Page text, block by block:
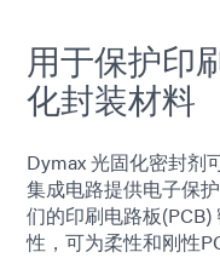
用于保护印
化封装材料
Dymax 光固化密封剂
集成电路提供电子保
们的印刷电路板
性，可为柔性和刚性